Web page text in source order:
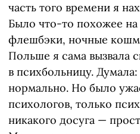
часть того времени я
Было что-то похожее на
флешбэки, ночные
Польше я сама вызвала
в психбольницу.
нормально. Но было
психологов, только
никакого досуга —